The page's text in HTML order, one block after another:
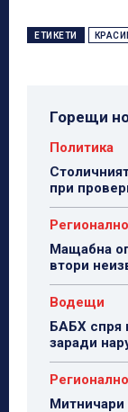
ЕТИКЕТИ
Горещи
Политика
при
Регионално
Мащабна
втори
Водещи
БАБХ спря
заради
Регионално
Митничари